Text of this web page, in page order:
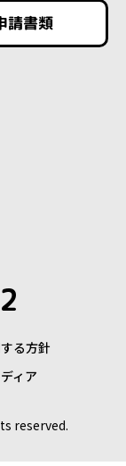
請書類
る方針
ィア
reserved.